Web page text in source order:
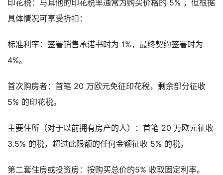
印花税：马耳他的印花税率通常为购买价格的 5% ，但根据
具体情况可享受折扣：
标准利率：签署销售承诺书时为 1%，最终契约签署时为
4%。
首次购房者：首笔 20 万欧元免征印花税，剩余部分征收
5% 的印花税。
主要住所（对于以前拥有房产的人）：首笔 20 万欧元征收
3.5% 的税，超过此限额的任何金额征收 5% 的税。
第二套住房或投资房：按购买总价的5% 收取固定利率。